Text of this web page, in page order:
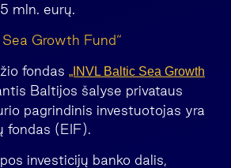
mln. eurų.
Growth Fund“
fondas „INVL Baltic Sea Growth
Baltijos šalyse privataus
pagrindinis investuotojas yra
fondas (EIF).
investicijų banko dalis,